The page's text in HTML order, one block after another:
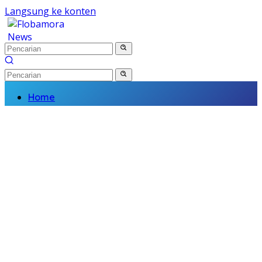
Langsung ke konten
Home